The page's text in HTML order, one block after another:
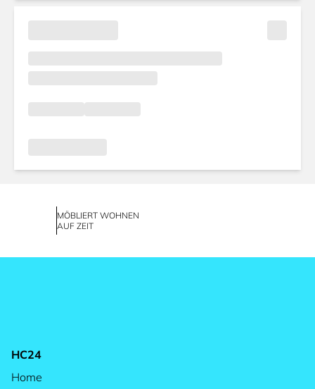
MÖBLIERT WOHNEN
AUF ZEIT
HC24
Home